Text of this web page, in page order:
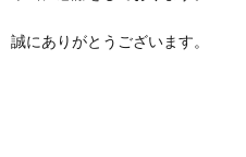
誠にありがとうございます。